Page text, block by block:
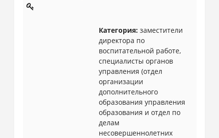
Категория: заместители
директора по
воспитательной работе,
специалисты органов
управления (отдел
организации
дополнительного
образования управления
образования и отдел по
делам
несовершеннолетних